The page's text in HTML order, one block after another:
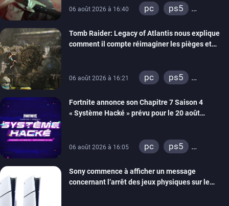
06 août 2026 à 16:40 pc
ps5
switch 2
Tomb Raider: Legacy of Atlantis nous explique
comment il compte réimaginer les pièges et
06 août 2026 à 16:21 pc
ps5
switch 2
Fortnite annonce son Chapitre 7 Saison 4
« Système Hacké » prévu pour le 20 août
06 août 2026 à 16:05 pc
ps5
switch
ios
android
ps4
Sony commence à afficher un message
concernant l’arrêt des jeux physiques sur le